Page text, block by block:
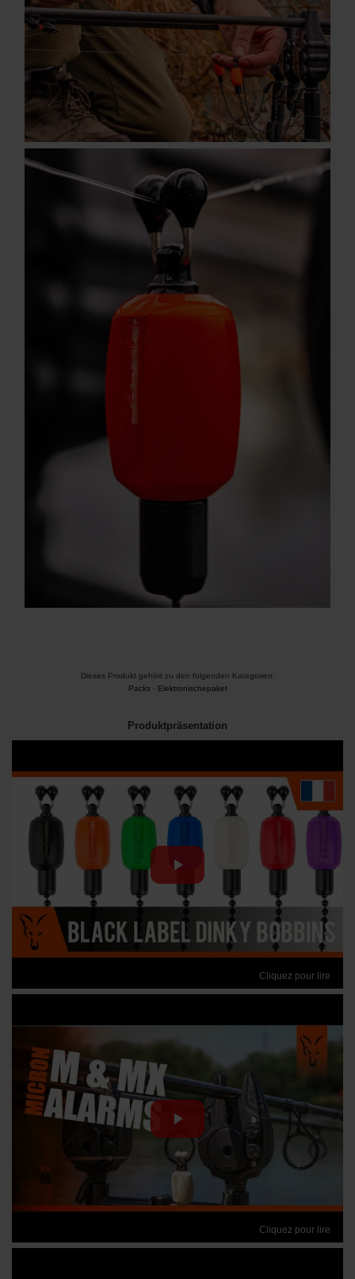
Dieses Produkt gehört zu den folgenden Kategorien:
Packs- Elektronischepaket
Produktpräsentation
Cliquez pour lire
Cliquez pour lire